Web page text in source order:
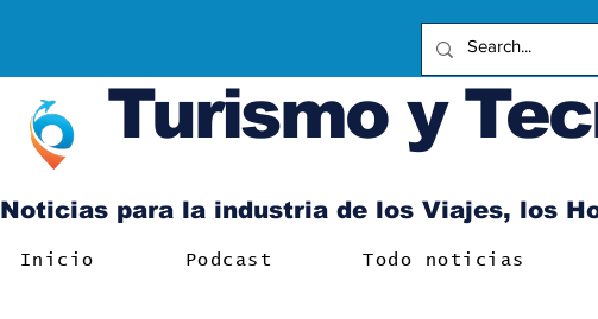
Turismo y
Noticias para la industria de los Viajes, los
Inicio Podcast Todo noticias